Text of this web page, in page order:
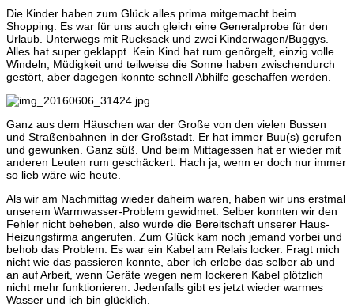
Die Kinder haben zum Glück alles prima mitgemacht beim
Shopping. Es war für uns auch gleich eine Generalprobe für den
Urlaub. Unterwegs mit Rucksack und zwei Kinderwagen/Buggys.
Alles hat super geklappt. Kein Kind hat rum genörgelt, einzig volle
Windeln, Müdigkeit und teilweise die Sonne haben zwischendurch
gestört, aber dagegen konnte schnell Abhilfe geschaffen werden.
Ganz aus dem Häuschen war der Große von den vielen Bussen
und Straßenbahnen in der Großstadt. Er hat immer Buu(s) gerufen
und gewunken. Ganz süß. Und beim Mittagessen hat er wieder mit
anderen Leuten rum geschäckert. Hach ja, wenn er doch nur immer
so lieb wäre wie heute.
Als wir am Nachmittag wieder daheim waren, haben wir uns erstmal
unserem Warmwasser-Problem gewidmet. Selber konnten wir den
Fehler nicht beheben, also wurde die Bereitschaft unserer Haus-
Heizungsfirma angerufen. Zum Glück kam noch jemand vorbei und
behob das Problem. Es war ein Kabel am Relais locker. Fragt mich
nicht wie das passieren konnte, aber ich erlebe das selber ab und
an auf Arbeit, wenn Geräte wegen nem lockeren Kabel plötzlich
nicht mehr funktionieren. Jedenfalls gibt es jetzt wieder warmes
Wasser und ich bin glücklich.